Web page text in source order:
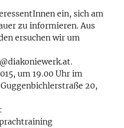
ein, sich am
zu informieren. Aus
ersuchen wir um
um 19.00 Uhr im
20,